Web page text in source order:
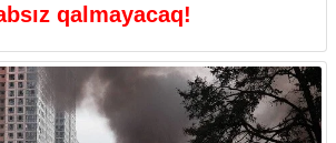
qalmayacaq!